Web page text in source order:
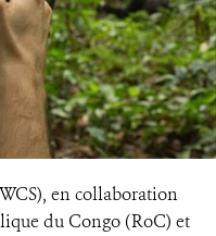
en collaboration
du Congo (RoC) et